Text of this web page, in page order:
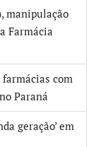
manipulação
Farmácia
com
Paraná
geração’ em